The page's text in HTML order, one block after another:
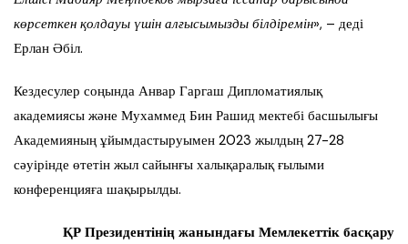
көрсеткен қолдауы үшін алғысымызды білдіремін», – деді
Ерлан Әбіл.
Кездесулер соңында Анвар Гаргаш Дипломатиялық
академиясы және Мухаммед Бин Рашид мектебі басшылығы
Академияның ұйымдастыруымен 2023 жылдың 27-28
сәуірінде өтетін жыл сайынғы халықаралық ғылыми
конференцияға шақырылды.
ҚР Президентінің жанындағы Мемлекеттік басқару